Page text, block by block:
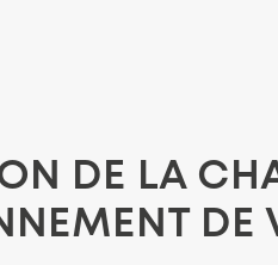
DE LA
DE